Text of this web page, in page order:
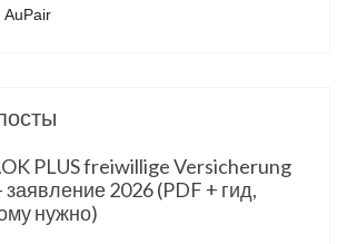
PLUS freiwillige Versicherung
заявление 2026 (PDF + гид,
нужно)